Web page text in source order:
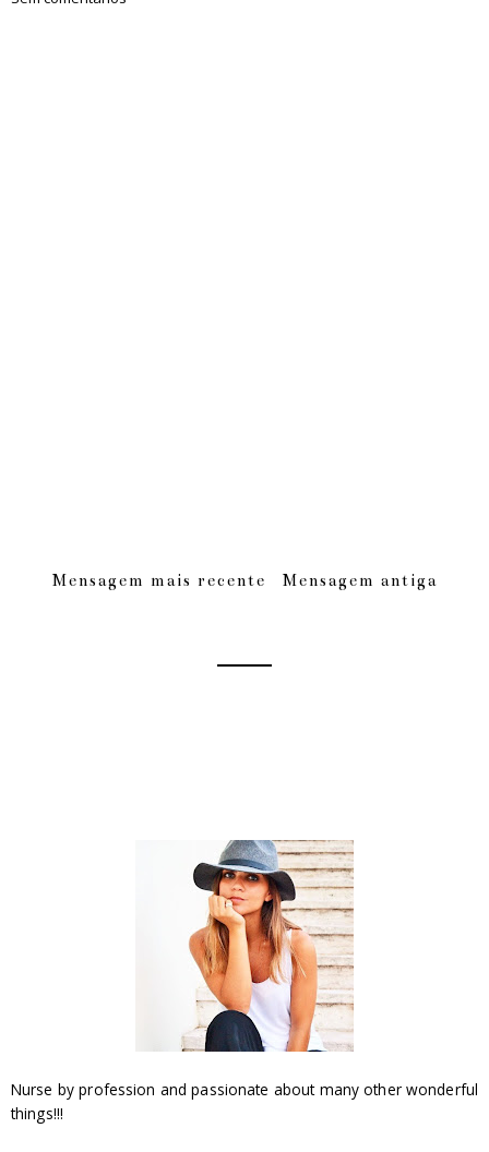
Mensagem mais recente Mensagem antiga
Nurse by profession and passionate about many other wonderful
things!!!